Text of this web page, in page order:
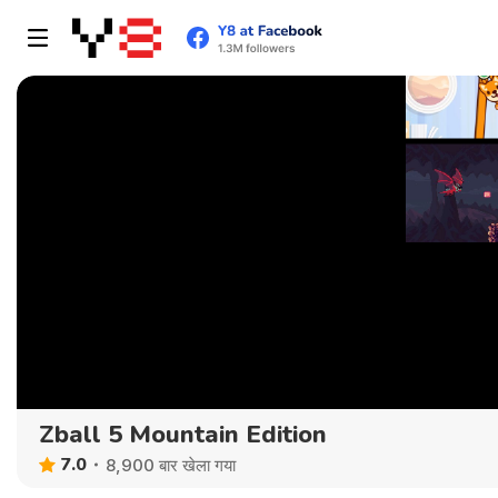
Zball 5 Mountain Edition
7.0 8,900 बार खेला गया